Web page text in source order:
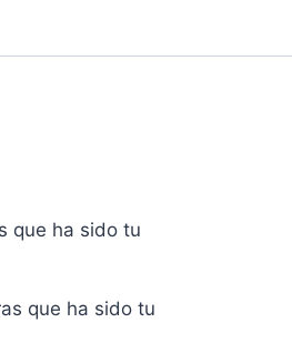
que ha sido tu
que ha sido tu